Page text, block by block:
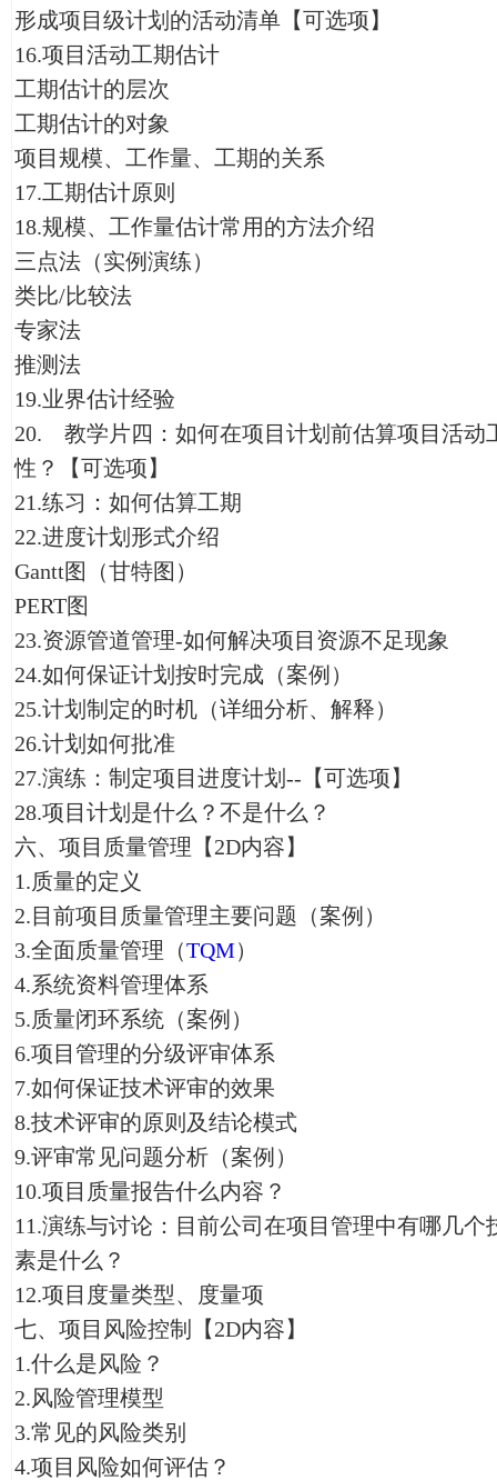
形成项目级计划的活动清单【可选项】
16.项目活动工期估计
工期估计的层次
工期估计的对象
项目规模、工作量、工期的关系
17.工期估计原则
18.规模、工作量估计常用的方法介绍
三点法（实例演练）
类比/比较法
专家法
推测法
19.业界估计经验
20. 教学片四：如何在项目计划前估算项目活动
性？【可选项】
21.练习：如何估算工期
22.进度计划形式介绍
Gantt图（甘特图）
PERT图
23.资源管道管理-如何解决项目资源不足现象
24.如何保证计划按时完成（案例）
25.计划制定的时机（详细分析、解释）
26.计划如何批准
27.演练：制定项目进度计划--【可选项】
28.项目计划是什么？不是什么？
六、项目质量管理【2D内容】
1.质量的定义
2.目前项目质量管理主要问题（案例）
3.全面质量管理（TQM）
4.系统资料管理体系
5.质量闭环系统（案例）
6.项目管理的分级评审体系
7.如何保证技术评审的效果
8.技术评审的原则及结论模式
9.评审常见问题分析（案例）
10.项目质量报告什么内容？
11.演练与讨论：目前公司在项目管理中有哪几
素是什么？
12.项目度量类型、度量项
七、项目风险控制【2D内容】
1.什么是风险？
2.风险管理模型
3.常见的风险类别
4.项目风险如何评估？